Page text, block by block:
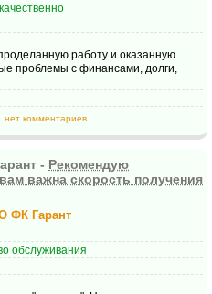
работу и оказанную
проблемы с финансами, долги,
нет комментариев
- Рекомендую
важна скорость получения
ФК Гарант
обслуживания